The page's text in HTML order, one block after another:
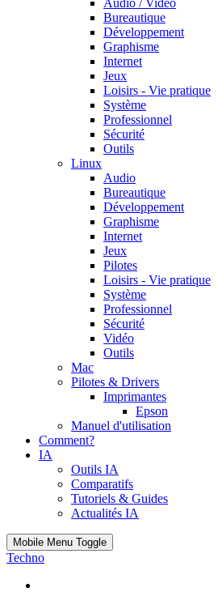
Audio / Vidéo
Bureautique
Développement
Graphisme
Internet
Jeux
Loisirs - Vie pratique
Système
Professionnel
Sécurité
Outils
Linux
Audio
Bureautique
Développement
Graphisme
Internet
Jeux
Pilotes
Loisirs - Vie pratique
Système
Professionnel
Sécurité
Vidéo
Outils
Mac
Pilotes & Drivers
Imprimantes
Epson
Manuel d'utilisation
Comment?
IA
Outils IA
Comparatifs
Tutoriels & Guides
Actualités IA
Mobile Menu Toggle
Techno